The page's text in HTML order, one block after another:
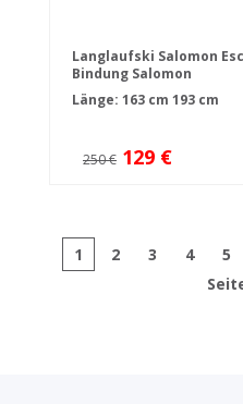
Langlaufski Salomon
Bindung Salomon
Länge: 163 cm 193 cm
250 € 129 €
1 2 3 4 5